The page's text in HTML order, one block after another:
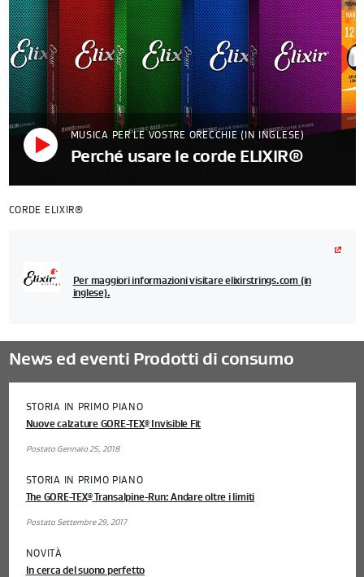
MUSICA PER LE VOSTRE ORECCHIE (IN INGLESE)
Perché usare le corde ELIXIR®
CORDE ELIXIR®
Per maggiori informazioni visitare elixirstrings.com (in
inglese).
News ed eventi Prodotti di consumo
STORIA IN PRIMO PIANO
Nuove calzature GORE-TEX®Invisible Fit
Postato Gennaio 25, 2018
STORIA IN PRIMO PIANO
The GORE-TEX®Transalpine-Run: Andare oltre i limiti
Postato Settembre 29, 2017
NOVITÀ
In cerca del suono perfetto